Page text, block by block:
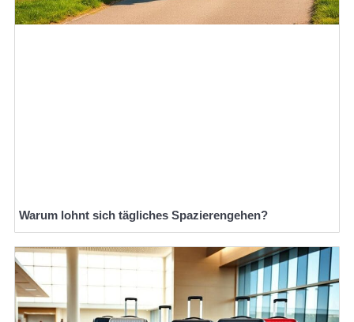
Warum lohnt sich tägliches Spazierengehen?